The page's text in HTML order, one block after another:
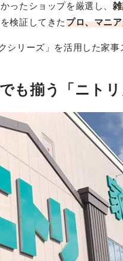
ったショップを厳選し、
検証してきたプロ、マニ
シリーズ」を活用した家事
も揃う「ニト